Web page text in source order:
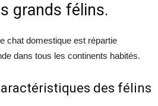
grands félins.
chat domestique est répartie
dans tous les continents habités.
des félins